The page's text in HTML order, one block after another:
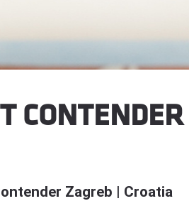
Zagreb | Croatia